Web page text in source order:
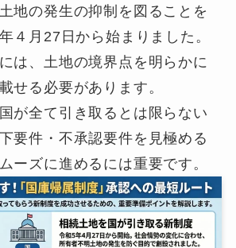
地の発生の抑制を図ることを
４月27日から始まりました。
は、土地の境界点を明らかに
せる必要があります。
が全て引き取るとは限らない
要件・不承認要件を見極める
ーズに進めるには重要です。